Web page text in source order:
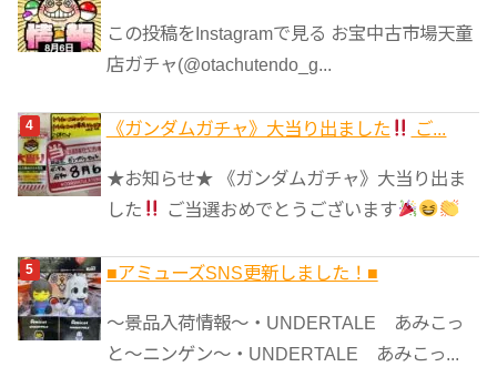
この投稿をInstagramで見る お宝中古市場天童
店ガチャ(@otachutendo_g...
《ガンダムガチャ》大当り出ました ご...
★お知らせ★ 《ガンダムガチャ》大当り出ま
した
ご当選おめでとうございます
■アミューズSNS更新しました！■
～景品入荷情報～・UNDERTALE あみこっ
と～ニンゲン～・UNDERTALE あみこっ...